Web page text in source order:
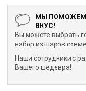
МЫ ПОМОЖЕМ
ВКУС!
Вы можете выбрать
набор из шаров
Наши сотрудники с
Вашего шедевра!